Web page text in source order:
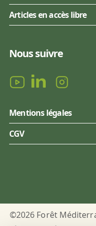
Articles en accès libre
Nous suivre
Mentions légales
CGV
©2026 Forêt